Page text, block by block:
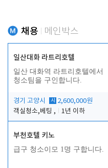
채용 메인박스
일산대화 라트리호텔
일산 대화역 라트리호텔에서
청소팀을 구인합니다.
경기 고양시 시
2,600,000원
객실청소,베팅 ,
1년 이하
부천호텔 키노
급구 청소이모 1명 구합니다.